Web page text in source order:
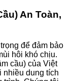
An Toàn,
để đảm bảo
hôi khó chịu.
cầu) của Việt
nhiều dung tích